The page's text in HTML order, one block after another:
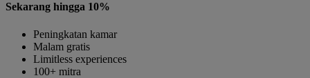
Sekarang hingga 10%
Peningkatan kamar
Malam gratis
Limitless experiences
100+ mitra